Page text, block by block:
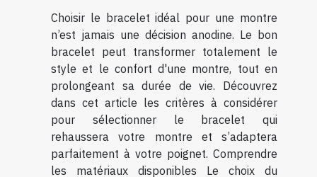
Choisir le bracelet idéal pour une montre
n’est jamais une décision anodine. Le bon
bracelet peut transformer totalement le
style et le confort d'une montre, tout en
prolongeant sa durée de vie. Découvrez
dans cet article les critères à considérer
pour sélectionner le bracelet qui
rehaussera votre montre et s’adaptera
parfaitement à votre poignet. Comprendre
les matériaux disponibles Le choix du